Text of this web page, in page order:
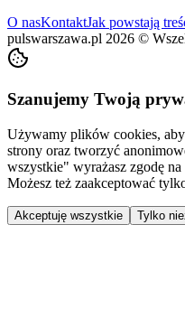
O nasKontaktJak powstają
pulswarszawa.pl 2026 ©
Szanujemy Twoją
Używamy plików cookies,
strony oraz tworzyć
wszystkie" wyrażasz zgodę
Możesz też zaakceptować
Akceptuję wszystkie Tylko